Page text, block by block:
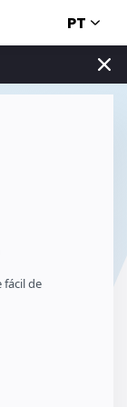
PT
fácil de